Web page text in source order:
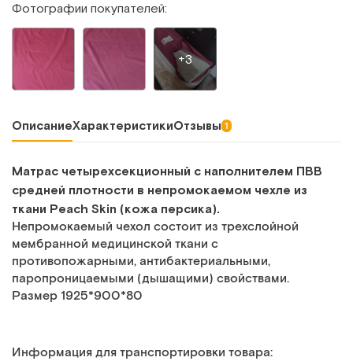
Фотографии покупателей:
+3
ОписаниеХарактеристикиОтзывы 1
Матрас четырехсекционный с наполнителем ПВВ
средней плотности в непромокаемом чехле из
ткани Peach Skin (кожа персика).
Непромокаемый чехол состоит из трехслойной
мембранной медицинской ткани с
противопожарными, антибактериальными,
паропроницаемыми (дышащими) свойствами.
Размер 1925*900*80
Информация для транспортировки товара: